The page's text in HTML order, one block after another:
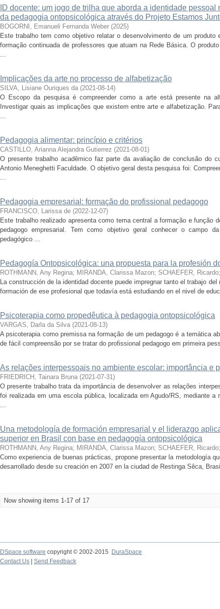
ID docente: um jogo de trilha que aborda a identidade
da pedagogia ontopsicológica através do Projeto Estamos
BOGORNI, Emanueli Fernanda Weber (2025)
Este trabalho tem como objetivo relatar o desenvolvimento de um
formação continuada de professores que atuam na Rede Básica. O
...
Implicações da arte no processo de alfabetização
SILVA, Lisiane Ouriques da (2021-08-14)
O Escopo da pesquisa é compreender como a arte está presente na
Investigar quais as implicações que existem entre arte e alfabetização.
...
Pedagogia alimentar: princípio e critérios
CASTILLO, Arianna Alejandra Gutierrez (2021-08-01)
O presente trabalho acadêmico faz parte da avaliação de conclusão do
Antonio Meneghetti Faculdade. O objetivo geral desta pesquisa foi:
...
Pedagogia empresarial: formação do profissional pedagogo
FRANCISCO, Larissa de (2022-12-07)
Este trabalho realizado apresenta como tema central a formação e função
pedagogo empresarial. Tem como objetivo geral conhecer o campo
pedagógico ...
Pedagogía Ontopsicológica: una propuesta para la profesión
ROTHMANN, Any Regina; MIRANDA, Clarissa Mazon; SCHAEFER, Ricardo
La construcción de la identidad docente puede impregnar tanto el trabajo
formación de ese profesional que todavía está estudiando en el nivel de
Psicoterapia como propedêutica à pedagogia ontopsicológica
VARGAS, Darla da Silva (2021-08-13)
A psicoterapia como premissa na formação de um pedagogo é a temática
de fácil compreensão por se tratar do profissional pedagogo em primeira
As relações interpessoais no ambiente escolar: importância e
FRIEDRICH, Tainara Bruna (2021-07-31)
O presente trabalho trata da importância de desenvolver as relações
foi realizada em uma escola pública, localizada em Agudo/RS, mediante a
...
Una metodología de formación empresarial y el liderazgo
superior en Brasil con base en pedagogía ontopsicológica
ROTHMANN, Any Regina; MIRANDA, Clarissa Mazon; SCHAEFER, Ricardo
Como experiencia de buenas prácticas, propone presentar la metodología
desarrollado desde su creación en 2007 en la ciudad de Restinga Sêca,
Now showing items 1-17 of 17
DSpace software copyright © 2002-2015
DuraSpace
Contact Us
Send Feedback